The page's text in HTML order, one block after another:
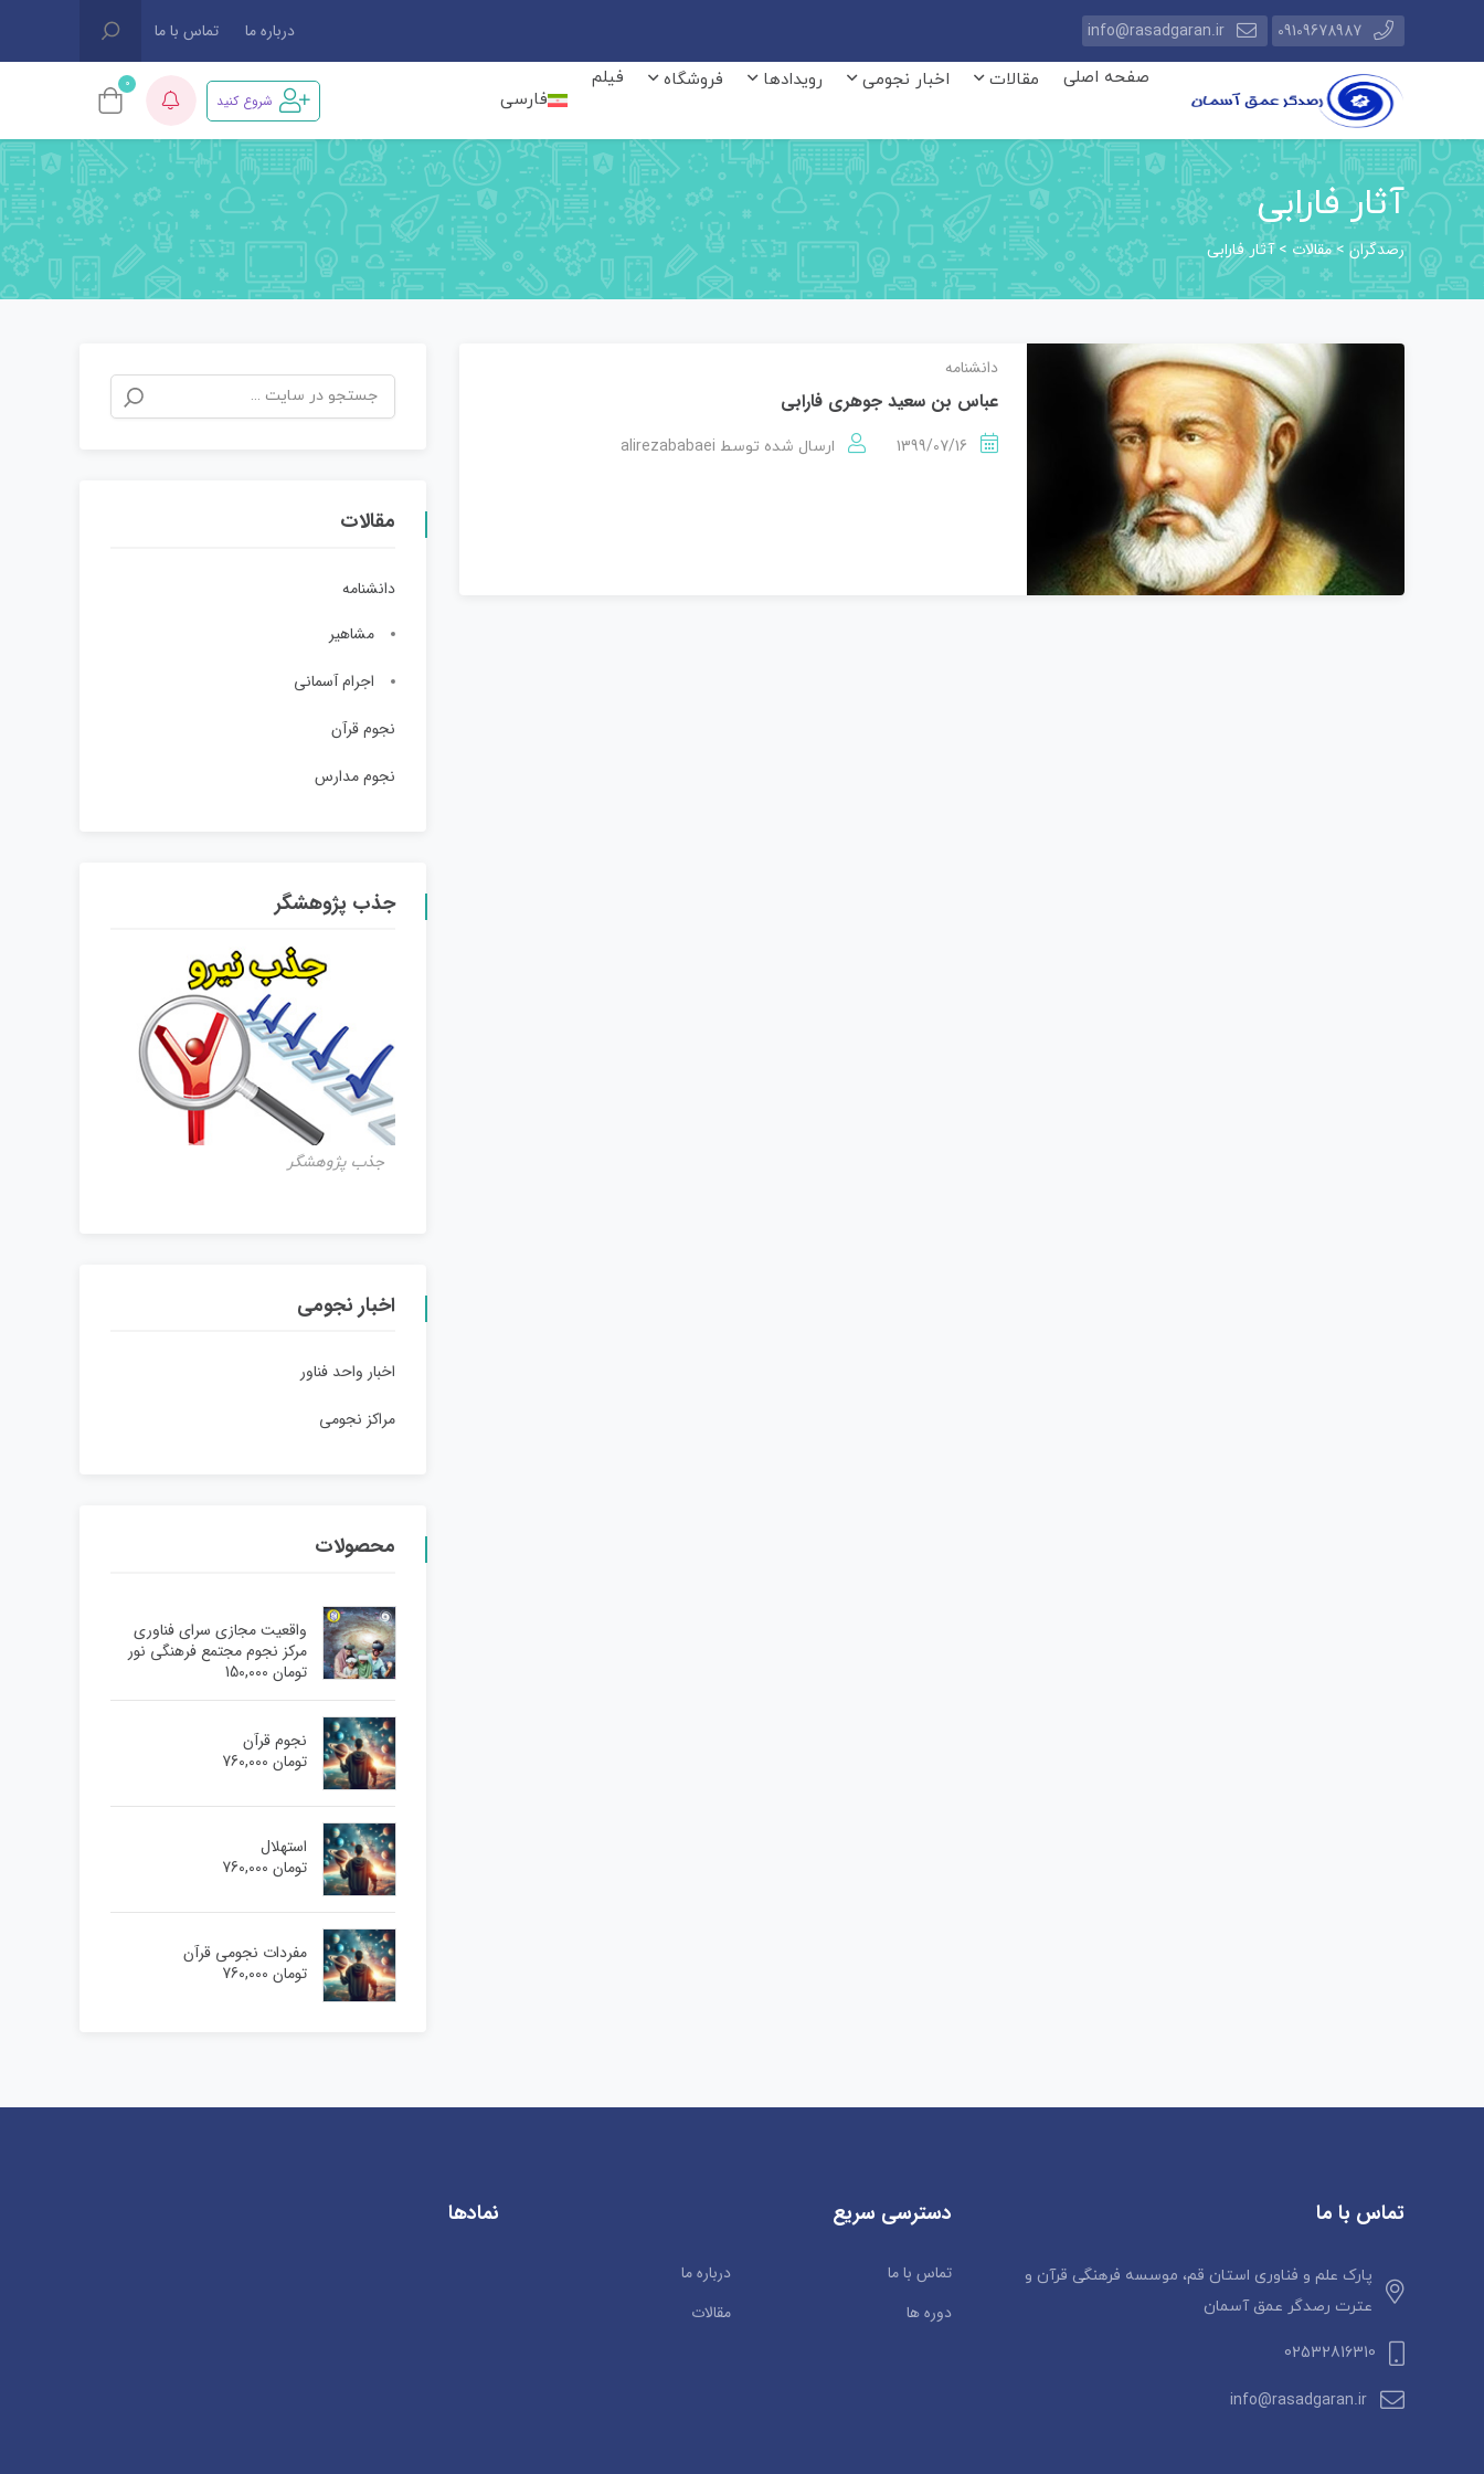
09109678987
info@rasadgaran.ir درباره ما تماس با ما
صفحه اصلی مقالات اخبار نجومی رویدادها فروشگاه
فیلم
فارسی
شروع کنید
0
آثار فارابی
رصدگران >مقالات >آثار فارابی
دانشنامه
عباس بن سعید جوهری فارابی
1399/07/16 ارسال شده توسط alirezababaei
مقالات
دانشنامه
مشاهیر
اجرام آسمانی
نجوم قرآن
نجوم مدارس
جذب پژوهشگر
جذب پژوهشگر
اخبار نجومی
اخبار واحد فناور
مراکز نجومی
محصولات
واقعیت مجازی سرای فناوری
مرکز نجوم مجتمع فرهنگی نور
تومان
نجوم قرآن
تومان
استهلال
تومان
مفردات نجومی قرآن
تومان
تماس با ما
پارک علم و فناوری استان قم، موسسه فرهنگی قرآن و
عترت رصدگر عمق آسمان
02532816310
info@rasadgaran.ir
دسترسی سریع
تماس با ما
درباره ما
دوره ها
مقالات
نمادها